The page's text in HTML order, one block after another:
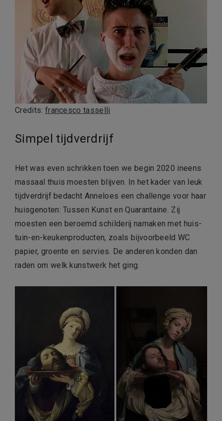
Credits: francesco tasselli
Simpel tijdverdrijf
Het was even schrikken toen we begin 2020 ineens
massaal thuis moesten blijven. In het kader van leuk
tijdverdrijf bedacht Anneloes een challenge voor haar
huisgenoten: Tussen Kunst en Quarantaine. Zij
moesten een beroemd schilderij namaken met huis-
tuin-en-keukenproducten, zoals bijvoorbeeld WC
papier, groente en servies. De anderen konden dan
raden om welk kunstwerk het ging.